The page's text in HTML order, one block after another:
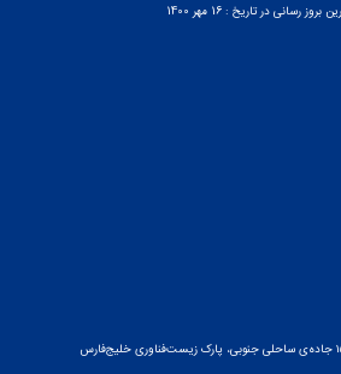
بروز رسانی در تاریخ : 16 مهر 1400